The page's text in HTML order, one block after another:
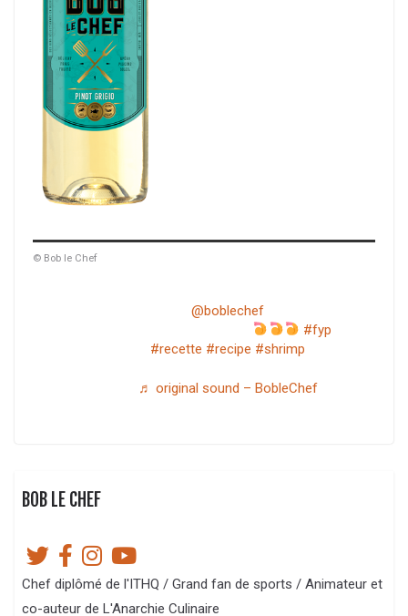
© Bob le Chef
@boblechef
#fyp
#recette #recipe #shrimp
♬ original sound – BobleChef
BOB LE CHEF
Chef diplômé de l'ITHQ / Grand fan de sports / Animateur et
co-auteur de L'Anarchie Culinaire